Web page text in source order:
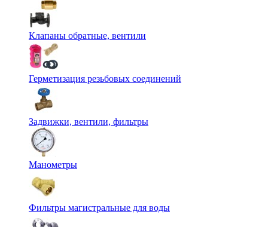
Клапаны обратные, вентили
Герметизация резьбовых соединений
Задвижки, вентили, фильтры
Манометры
Фильтры магистральные для воды